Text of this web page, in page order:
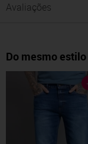
Avaliações
Do mesmo estilo
-